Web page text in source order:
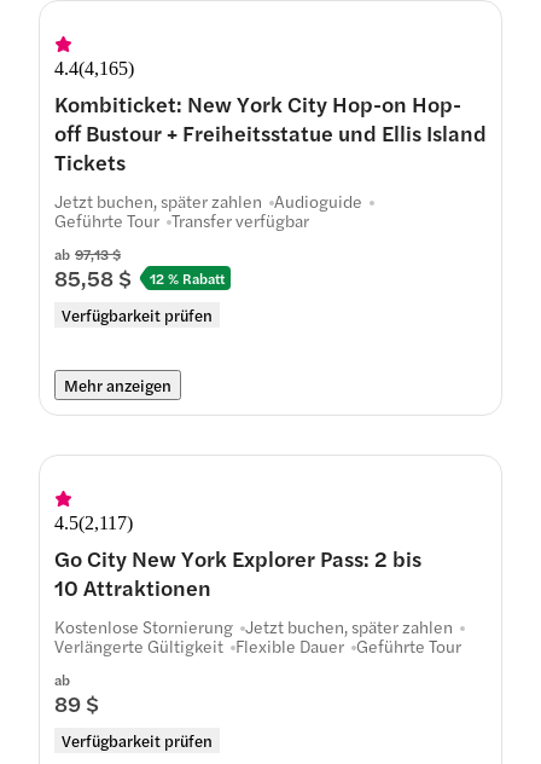
4.4(4,165)
Kombiticket: New York City Hop-on Hop-
off Bustour + Freiheitsstatue und Ellis Island
Tickets
ab 97,13 $
85,58 $ 12 % Rabatt
Verfügbarkeit prüfen
Jetzt buchen, später zahlen Audioguide
Geführte Tour Transfer verfügbar
Mehr anzeigen
4.5(2,117)
Go City New York Explorer Pass: 2 bis
10 Attraktionen
ab
89 $
Verfügbarkeit prüfen
Kostenlose Stornierung Jetzt buchen, später zahlen
Verlängerte Gültigkeit Flexible Dauer Geführte Tour